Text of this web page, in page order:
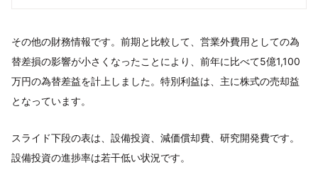
その他の財務情報です。前期と比較して、営業外費用としての為
替差損の影響が小さくなったことにより、前年に比べて5億1,100
万円の為替差益を計上しました。特別利益は、主に株式の売却益
となっています。
スライド下段の表は、設備投資、減価償却費、研究開発費です。
設備投資の進捗率は若干低い状況です。